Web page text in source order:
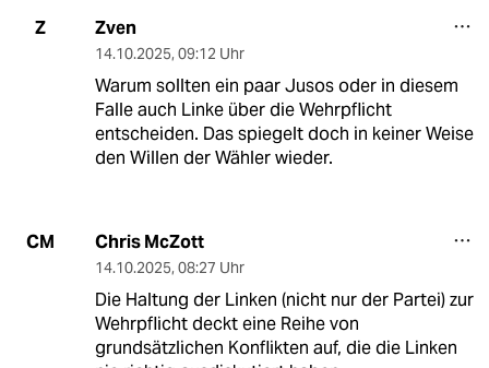
Z Zven
14.10.2025, 09:12 Uhr
Warum sollten ein paar Jusos oder in diesem
Falle auch Linke über die Wehrpflicht
entscheiden. Das spiegelt doch in keiner Weise
den Willen der Wähler wieder.
CM Chris McZott
14.10.2025, 08:27 Uhr
Die Haltung der Linken (nicht nur der Partei) zur
Wehrpflicht deckt eine Reihe von
grundsätzlichen Konflikten auf, die die Linken